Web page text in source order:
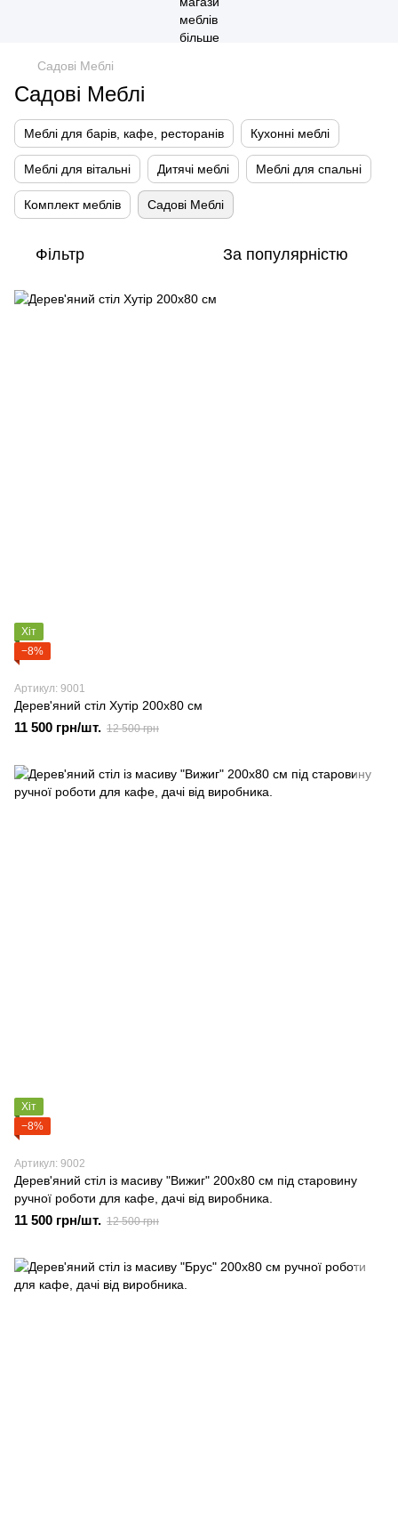
Садові Меблі
Садові Меблі
Меблі для барів, кафе, ресторанів Кухонні меблі
Меблі для вітальні Дитячі меблі Меблі для спальні
Комплект меблів Садові Меблі
Фільтр За популярністю
Хіт
−8%
Артикул: 9001
Дерев'яний стіл Хутір 200х80 см
11 500 грн/шт. 12 500 грн
Хіт
−8%
Артикул: 9002
Дерев'яний стіл із масиву "Вижиг" 200х80 см під старовину
ручної роботи для кафе, дачі від виробника.
11 500 грн/шт. 12 500 грн